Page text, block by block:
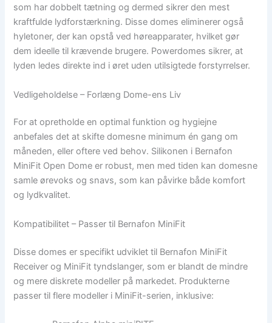
som har dobbelt tætning og dermed sikrer den mest
kraftfulde lydforstærkning. Disse domes eliminerer også
hyletoner, der kan opstå ved høreapparater, hvilket gør
dem ideelle til krævende brugere. Powerdomes sikrer, at
lyden ledes direkte ind i øret uden utilsigtede forstyrrelser.
Vedligeholdelse – Forlæng Dome-ens Liv
For at opretholde en optimal funktion og hygiejne
anbefales det at skifte domesne minimum én gang om
måneden, eller oftere ved behov. Silikonen i Bernafon
MiniFit Open Dome er robust, men med tiden kan domesne
samle ørevoks og snavs, som kan påvirke både komfort
og lydkvalitet.
Kompatibilitet – Passer til Bernafon MiniFit
Disse domes er specifikt udviklet til Bernafon MiniFit
Receiver og MiniFit tyndslanger, som er blandt de mindre
og mere diskrete modeller på markedet. Produkterne
passer til flere modeller i MiniFit-serien, inklusive: